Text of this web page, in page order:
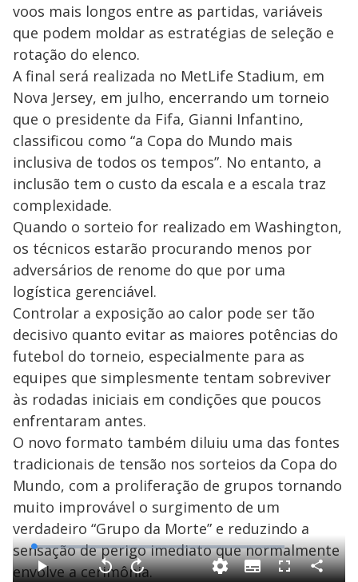
voos mais longos entre as partidas, variáveis
que podem moldar as estratégias de seleção e
rotação do elenco.
A final será realizada no MetLife Stadium, em
Nova Jersey, em julho, encerrando um torneio
que o presidente da Fifa, Gianni Infantino,
classificou como “a Copa do Mundo mais
inclusiva de todos os tempos”. No entanto, a
inclusão tem o custo da escala e a escala traz
complexidade.
Quando o sorteio for realizado em Washington,
os técnicos estarão procurando menos por
adversários de renome do que por uma
logística gerenciável.
Controlar a exposição ao calor pode ser tão
decisivo quanto evitar as maiores potências do
futebol do torneio, especialmente para as
equipes que simplesmente tentam sobreviver
às rodadas iniciais em condições que poucos
enfrentaram antes.
O novo formato também diluiu uma das fontes
tradicionais de tensão nos sorteios da Copa do
Mundo, com a proliferação de grupos tornando
muito improvável o surgimento de um
verdadeiro “Grupo da Morte” e reduzindo a
sensação de perigo imediato que normalmente
envolve a cerimônia.
P V A
L
o
a
d S
u F C